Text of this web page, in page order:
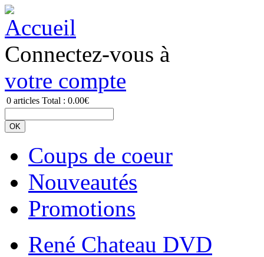
Connectez-vous à
votre compte
0 articles Total : 0.00€
Coups de coeur
Nouveautés
Promotions
René Chateau DVD